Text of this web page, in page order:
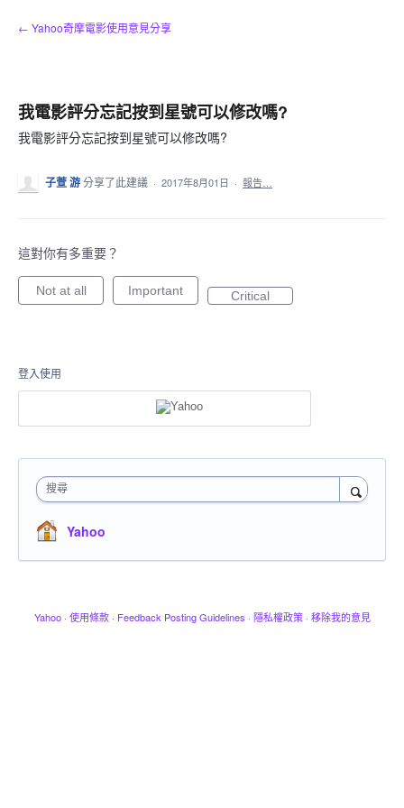
到
← Yahoo奇摩電影使用意見分享
我電影評分忘記按到星號可以修改嗎?
我電影評分忘記按到星號可以修改嗎?
子萱 游分享了此建議 · 2017年8月01日 · 報告…
這對你有多重要？
Not at all Important Critical
登入使用
搜尋
Yahoo
Yahoo · 使用條款 · Feedback Posting Guidelines · 隱私權政策 · 移除我的意見